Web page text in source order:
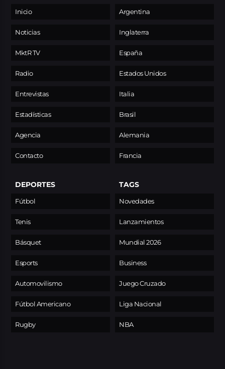
Inicio
Noticias
MktR TV
Radio
Entrevistas
Estadísticas
Agencia
Contacto
Argentina
Inglaterra
España
Estados Unidos
Italia
Brasil
Alemania
Francia
DEPORTES
Fútbol
Tenis
Básquet
Esports
Automovilismo
Fútbol Americano
Rugby
TAGS
Novedades
Lanzamientos
Mundial 2026
Business
Juego Cruzado
Liga Nacional
NBA